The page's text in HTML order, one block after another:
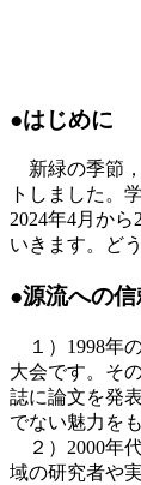
●はじめに
新緑の季節，
トしました。
2024年4月か
いきます。ど
●源流への信
１）1998年
大会です。そ
誌に論文を発
でない魅力を
２）2000年
域の研究者や